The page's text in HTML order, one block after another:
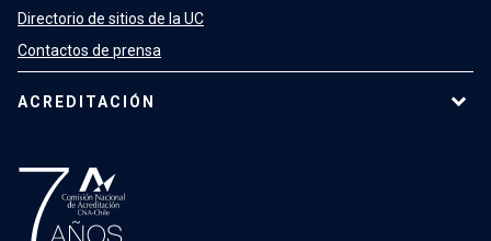
Directorio de sitios de la UC
Contactos de prensa
ACREDITACIÓN